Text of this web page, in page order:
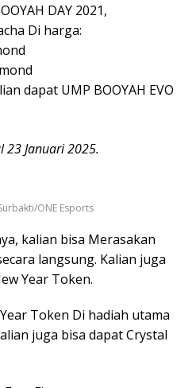
DAY 2021,
Di harga:
dapat UMP BOOYAH EVO
23 Januari 2025.
ONE Esports
kalian bisa Merasakan
langsung. Kalian juga
Year Token.
Token Di hadiah utama
juga bisa dapat Crystal